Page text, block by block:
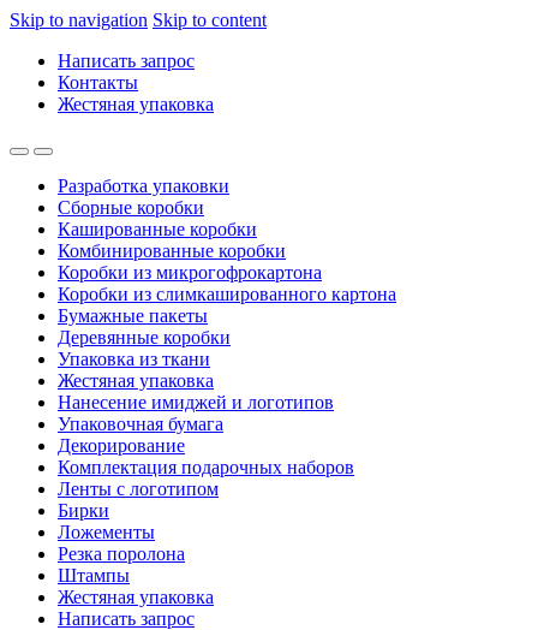
Skip to navigation Skip to content
Написать запрос
Контакты
Жестяная упаковка
Разработка упаковки
Сборные коробки
Кашированные коробки
Комбинированные коробки
Коробки из микрогофрокартона
Коробки из слимкашированного картона
Бумажные пакеты
Деревянные коробки
Упаковка из ткани
Жестяная упаковка
Нанесение имиджей и логотипов
Упаковочная бумага
Декорирование
Комплектация подарочных наборов
Ленты с логотипом
Бирки
Ложементы
Резка поролона
Штампы
Жестяная упаковка
Написать запрос